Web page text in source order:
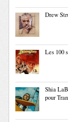
Drew
Les 100
Shia
pour